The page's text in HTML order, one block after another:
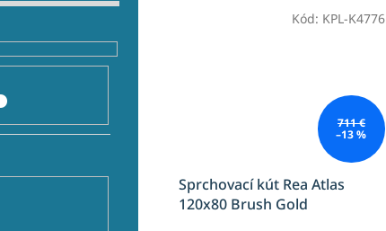
711 €
–13 %
Sprchovací kút Rea Atlas
120x80 Brush Gold
Kód: KPL-K4776